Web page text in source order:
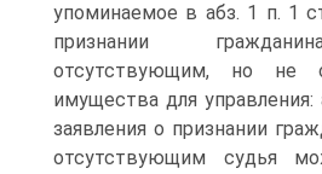
упоминаемое в абз. 1 п. 1
признании
отсутствующим, но не
имущества для управления:
заявления о признании
отсутствующим судья